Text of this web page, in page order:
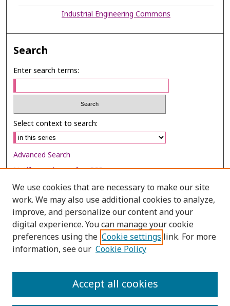
Industrial Engineering Commons
Search
Enter search terms:
Select context to search:
Advanced Search
Notify me via email orRSS
Browse
Collections
Disciplines
Authors
We use cookies that are necessary to make our site
work. We may also use additional cookies to analyze,
improve, and personalize our content and your
digital experience. You can manage your cookie
preferences using the Cookie settings link. For more
information, see our Cookie Policy
Accept all cookies